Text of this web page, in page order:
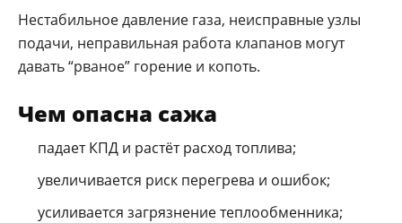
Нестабильное давление газа, неисправные узлы
подачи, неправильная работа клапанов могут
давать “рваное” горение и копоть.
Чем опасна сажа
падает КПД и растёт расход топлива;
увеличивается риск перегрева и ошибок;
усиливается загрязнение теплообменника;